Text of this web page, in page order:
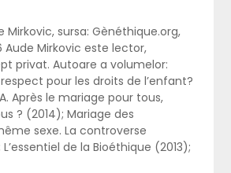
Mirkovic, sursa: Gènéthique.org,
Aude Mirkovic este lector,
privat. Autoare a volumelor:
respect pour les droits de l’enfant?
Après le mariage pour tous,
? (2014); Mariage des
sexe. La controverse
de la Bioéthique (2013);